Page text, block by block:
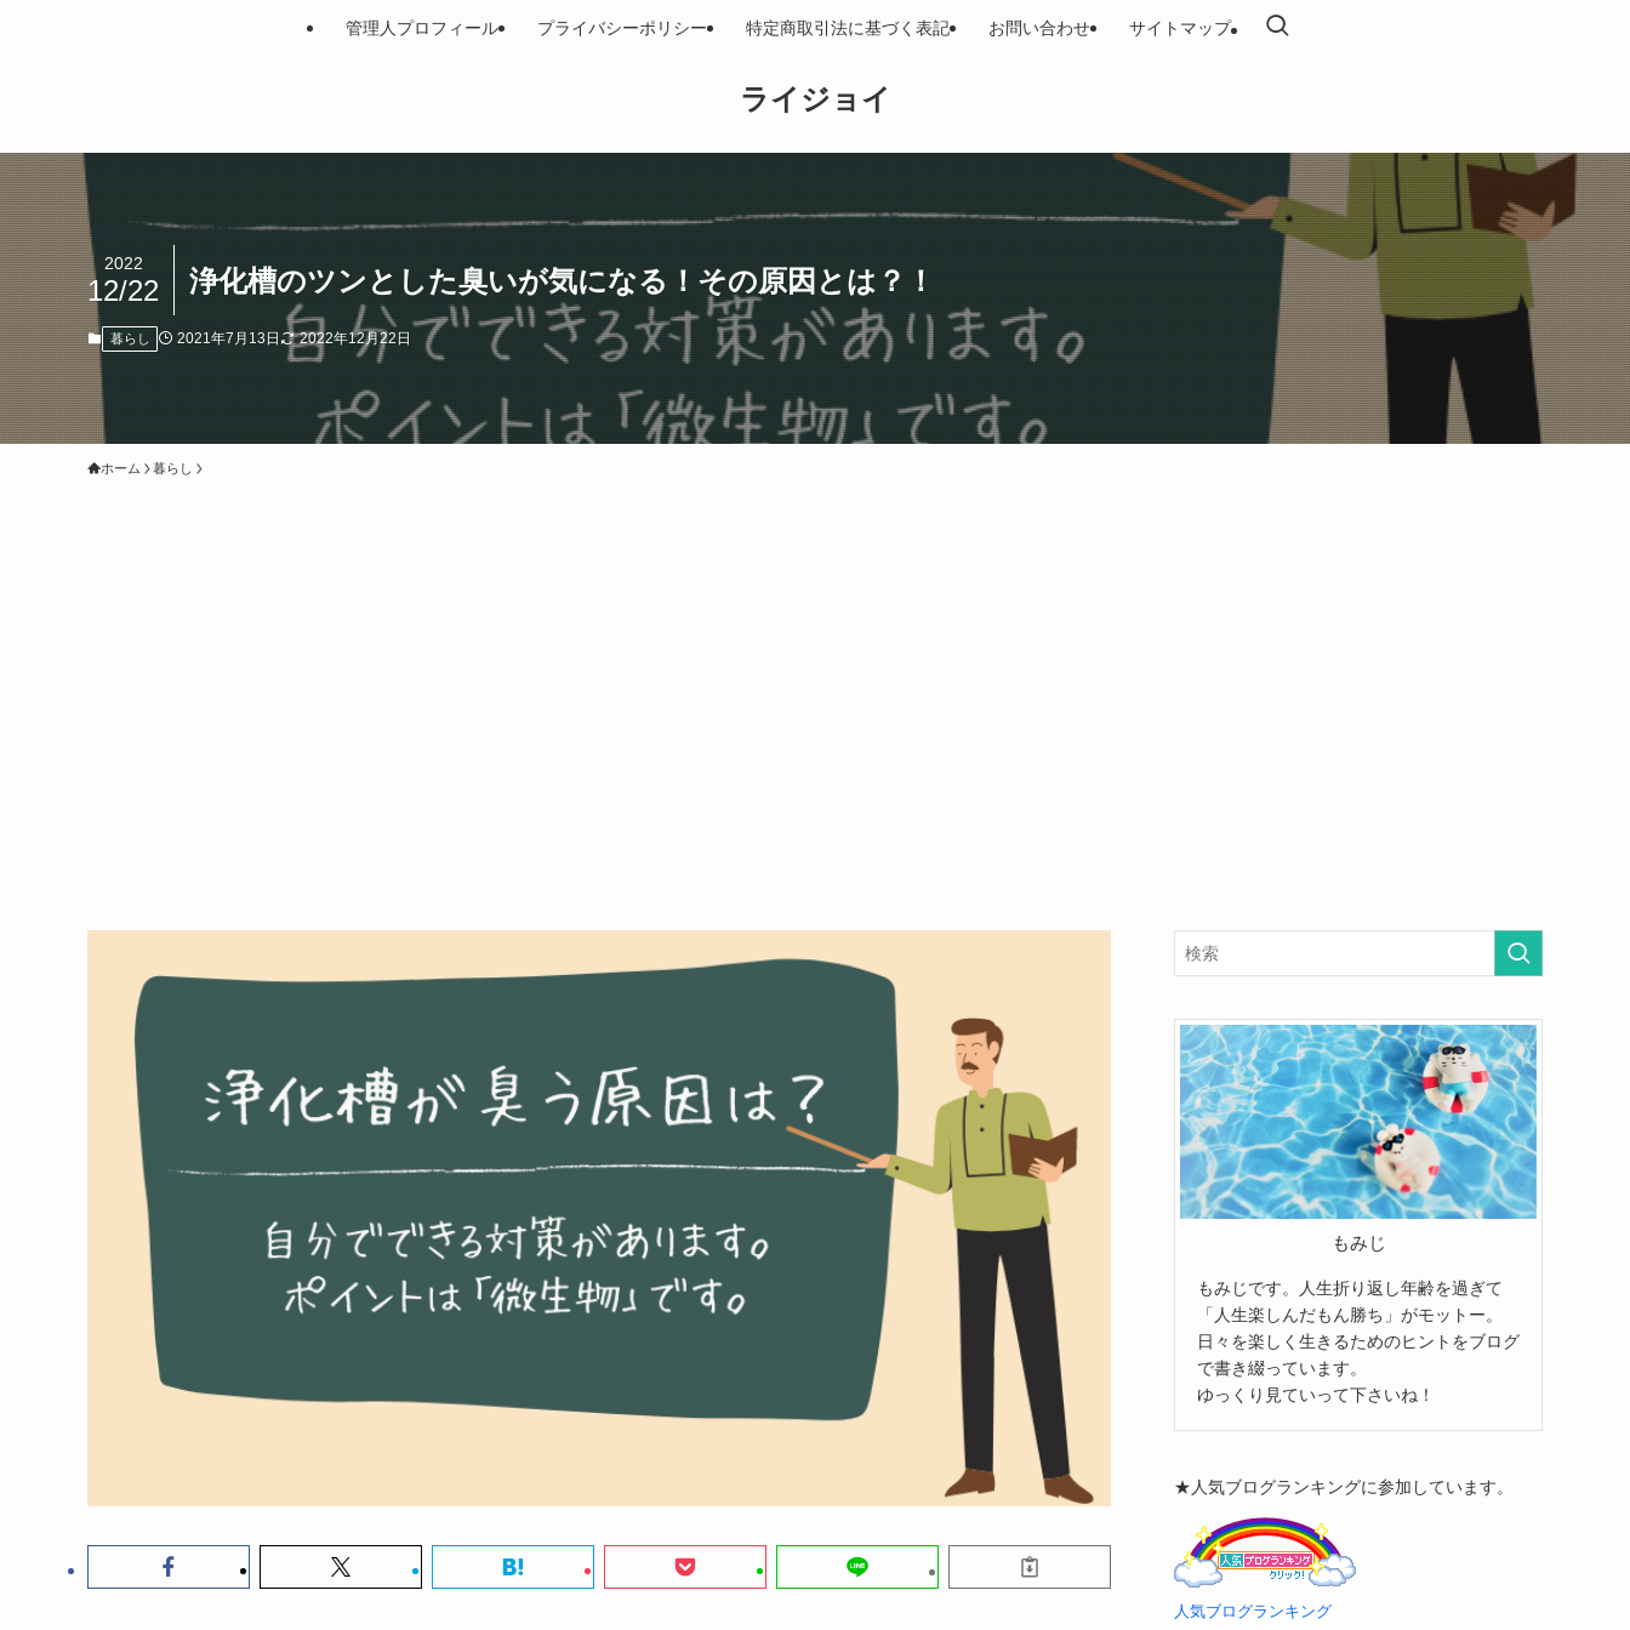
ライジョイ
管理人プロフィール プライバシーポリシー 特定商取引法に基づく表記 お問い合わせ サイトマップ
浄化槽のツンとした臭いが気になる！その原因とは？！
2022
12/22
暮らし 2021年7月13日 2022年12月22日
ホーム 暮らし
もみじ
もみじです。人生折り返し年齢を過ぎて
「人生楽しんだもん勝ち」がモットー。
日々を楽しく生きるためのヒントをブログ
で書き綴っています。
ゆっくり見ていって下さいね！
★人気ブログランキングに参加しています。
人気ブログランキング